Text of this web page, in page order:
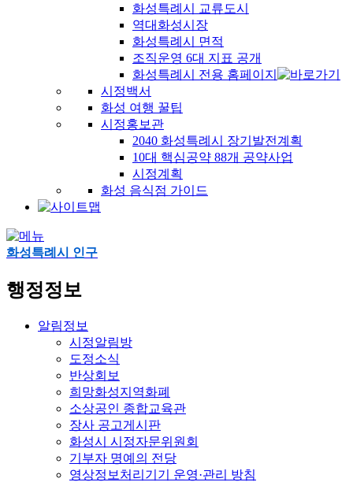
화성특례시 교류도시
역대화성시장
화성특례시 면적
조직운영 6대 지표 공개
화성특례시 전용 홈페이지
시정백서
화성 여행 꿀팁
시정홍보관
2040 화성특례시 장기발전계획
10대 핵심공약 88개 공약사업
시정계획
화성 음식점 가이드
화성특례시 인구
행정정보
알림정보
시정알림방
도정소식
반상회보
희망화성지역화폐
소상공인 종합교육관
장사 공고게시판
화성시 시정자문위원회
기부자 명예의 전당
영상정보처리기기 운영·관리 방침